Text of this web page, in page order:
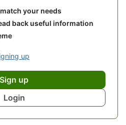
your needs
back useful information
up
Sign up
Login